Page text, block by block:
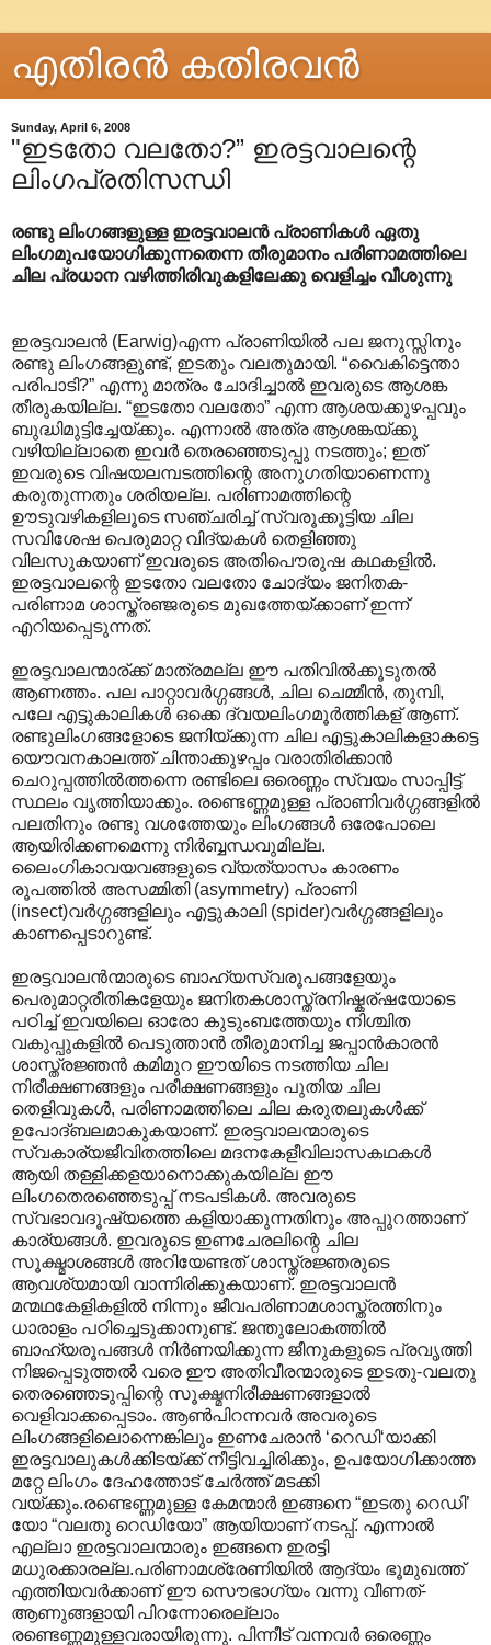
എതിരന്‍ കതിരവന്‍
Sunday, April 6, 2008
"ഇടതോ വലതോ?” ഇരട്ടവാല‍ന്റെ
ലിംഗപ്രതിസന്ധി
രണ്ടു ലിംഗങ്ങളുള്ള ഇരട്ടവാലന്‍ പ്രാണികള്‍ ഏതു
ലിംഗമുപയോഗിക്കുന്നതെന്ന തീരുമാനം പരിണാമത്തിലെ
ചില പ്രധാന വഴിത്തിരിവുകളിലേക്കു വെളിച്ചം വീശുന്നു
ഇരട്ടവാലന്‍ (Earwig)എന്ന പ്രാണിയില്‍ പല ജനുസ്സിനും
രണ്ടു ലിംഗങ്ങളുണ്ട്, ഇടതും വലതുമായി. “വൈകിട്ടെന്താ
പരിപാടി?” എന്നു മാത്രം ചോദിച്ചാല്‍ ഇവരുടെ ആശങ്ക
തീരുകയില്ല. “ഇടതോ വലതോ” എന്ന ആശയക്കുഴപ്പവും
ബുദ്ധിമുട്ടിച്ചേയ്ക്കും. എന്നാല്‍ അത്ര ആശങ്കയ്ക്കു
വഴിയില്ലാതെ ഇവര്‍ തെരഞ്ഞെടുപ്പു നടത്തും; ഇത്
ഇവരുടെ വിഷയലമ്പടത്തിന്റെ അനുഗതിയാണെന്നു
കരുതുന്നതും ശരിയല്ല. പരിണാമത്തിന്റെ
ഊടുവഴികളിലൂടെ സഞ്ചരിച്ച് സ്വരൂക്കൂട്ടിയ ചില
സവിശേഷ പെരുമാറ്റ വിദ്യകള്‍ തെളിഞ്ഞു
വിലസുകയാണ് ഇവരുടെ അതിപൌരുഷ കഥകളില്‍.
ഇരട്ടവാലന്റെ ഇടതോ വലതോ ചോദ്യം ജനിതക-
പരിണാമ ശാസ്ത്രഞ്ജരുടെ മുഖത്തേയ്ക്കാണ് ഇന്ന്
എറിയപ്പെടുന്നത്.
ഇരട്ടവാലന്മാര്ക്ക് മാത്രമല്ല ഈ പതിവില്‍ക്കൂടുതല്‍
ആണത്തം. പല പാറ്റാവര്‍ഗ്ഗങ്ങള്‍, ചില ചെമ്മീന്‍, തുമ്പി,
പലേ എട്ടുകാലികള്‍ ഒക്കെ ദ്വയലിംഗമൂര്‍ത്തികള് ആണ്.
രണ്ടുലിംഗങ്ങളോടെ ജനിയ്ക്കുന്ന ചില എട്ടുകാലികളാകട്ടെ
യൌവനകാല‍ത്ത് ചിന്താക്കുഴപ്പം വരാതിരിക്കാന്‍
ചെറുപ്പത്തില്‍ത്തന്നെ രണ്ടിലെ ഒരെണ്ണം സ്വയം സാപ്പിട്ട്
സ്ഥലം വൃത്തിയാക്കും. രണ്ടെണ്ണമുള്ള പ്രാണിവര്‍ഗ്ഗങ്ങളില്‍
പലതിനും രണ്ടു വശത്തേയും ലിംഗങ്ങള്‍ ഒരേപോലെ
ആയിരിക്കണമെന്നു നിര്‍ബ്ബന്ധവുമില്ല.
ലൈംഗികാവയവങ്ങളുടെ വ്യത്യാസം കാരണം
രൂപത്തില്‍ അസമ്മിതി (asymmetry) പ്രാണി
(insect)വര്‍ഗ്ഗങ്ങളിലും എട്ടുകാലി (spider)വര്‍ഗ്ഗങ്ങളിലും
കാണപ്പെടാറുണ്ട്.
ഇരട്ടവാലന്‍ന്മാരുടെ ബാഹ്യസ്വരൂപങ്ങളേയും
പെരുമാറ്റരീതികളേയും ജനിതകശാസ്ത്രനിഷ്കര്ഷയോടെ
പഠിച്ച് ഇവയിലെ ഓരോ കുടുംബത്തേയും നിശ്ചിത
വകുപ്പുകളില്‍ പെടുത്താന്‍ തീരുമാനിച്ച ജപ്പാന്‍കാരന്‍‍
ശാസ്ത്രജ്ഞന്‍ കമിമുറ ഈയിടെ നടത്തിയ ചില
നിരീക്ഷണങ്ങളും പരീക്ഷണങ്ങളും പുതിയ ചില
തെളിവുകള്‍, പരിണാമത്തിലെ ചില കരുതലുകള്‍ക്ക്
ഉപോദ്ബലമാകുകയാണ്. ഇരട്ടവാലന്മാരുടെ
സ്വകാര്യജീവിതത്തിലെ മദനകേളീവിലാസകഥകള്‍
ആയി തള്ളിക്കളയാനൊക്കുകയില്ല ഈ
ലിംഗതെരഞ്ഞെടുപ്പ് നടപടികള്‍. അവരുടെ
സ്വഭാവദൂഷ്യത്തെ കളിയാക്കുന്നതിനും അപ്പുറത്താണ്
കാര്യങ്ങള്‍. ഇവരുടെ ഇണചേരലിന്റെ ചില
സൂക്ഷ്മാശങ്ങള്‍ അറിയേണ്ടത് ശാസ്ത്രജ്ഞരുടെ
ആവശ്യമായി വാന്നിരിക്കുകയാണ്. ഇരട്ടവാലന്‍‍
മന്മഥകേളികളില്‍ നിന്നും ജീവപരിണാമശാസ്ത്രത്തിനും
ധാരാളം പഠിച്ചെടുക്കാനുണ്ട്. ജന്തുലോകത്തില്‍
ബാഹ്യരൂപങ്ങള്‍ നിര്‍ണയിക്കുന്ന ജീനുകളുടെ പ്രവൃത്തി
നിജപ്പെടുത്തല്‍ വരെ ഈ അതിവീരന്മാരുടെ ഇടതു-വലതു
തെരഞ്ഞെടുപ്പിന്റെ സൂക്ഷ്മനിരീക്ഷണങ്ങളാല്‍
വെളിവാക്കപ്പെടാം. ആണ്‍പിറന്നവര്‍ അവരുടെ
ലിംഗങ്ങളിലൊന്നെങ്കിലും ഇണചേരാന്‍ ‘റെഡി‘യാക്കി
ഇരട്ടവാലുകള്‍ക്കിടയ്ക്ക് നീട്ടിവച്ചിരിക്കും, ഉപയോഗിക്കാത്ത
മറ്റേ ലിംഗം ദേഹത്തോട് ചേര്‍ത്ത് മടക്കി
വയ്ക്കും.രണ്ടെണ്ണമുള്ള കേമന്മാര്‍ ഇങ്ങനെ “ഇടതു റെഡി’
യോ “വലതു റെഡിയോ” ആയിയാണ് നടപ്പ്. എന്നാല്‍
എല്ലാ ഇരട്ടവാലന്മാരും ഇങ്ങനെ ഇരട്ടി
മധുരക്കാരല്ല.പരിണാമശ്രേണിയില്‍ ആദ്യം ഭൂമുഖത്ത്
എത്തിയവര്‍ക്കാണ് ഈ സൌഭാഗ്യം വന്നു വീണത്-
ആണുങ്ങളായി പിറന്നോരെല്ലാം
രണ്ടെണ്ണമുള്ളവരായിരുന്നു. പിന്നീട് വന്നവര്‍ ഒരെണ്ണം